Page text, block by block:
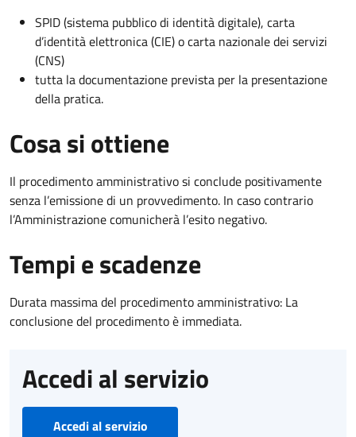
SPID (sistema pubblico di identità digitale), carta
d’identità elettronica (CIE) o carta nazionale dei servizi
(CNS)
tutta la documentazione prevista per la presentazione
della pratica.
Cosa si ottiene
Il procedimento amministrativo si conclude positivamente
senza l’emissione di un provvedimento. In caso contrario
l’Amministrazione comunicherà l’esito negativo.
Tempi e scadenze
Durata massima del procedimento amministrativo: La
conclusione del procedimento è immediata.
Accedi al servizio
Accedi al servizio